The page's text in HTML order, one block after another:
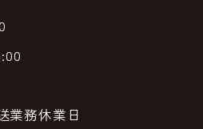
業務休業日